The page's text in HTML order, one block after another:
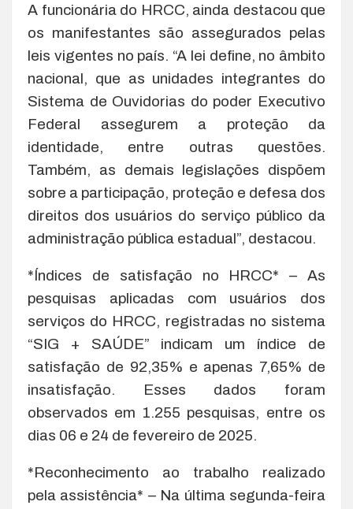
A funcionária do HRCC, ainda destacou que
os manifestantes são assegurados pelas
leis vigentes no país. “A lei define, no âmbito
nacional, que as unidades integrantes do
Sistema de Ouvidorias do poder Executivo
Federal assegurem a proteção da
identidade, entre outras questões.
Também, as demais legislações dispõem
sobre a participação, proteção e defesa dos
direitos dos usuários do serviço público da
administração pública estadual”, destacou.
*Índices de satisfação no HRCC* – As
pesquisas aplicadas com usuários dos
serviços do HRCC, registradas no sistema
“SIG + SAÚDE” indicam um índice de
satisfação de 92,35% e apenas 7,65% de
insatisfação. Esses dados foram
observados em 1.255 pesquisas, entre os
dias 06 e 24 de fevereiro de 2025.
*Reconhecimento ao trabalho realizado
pela assistência* – Na última segunda-feira